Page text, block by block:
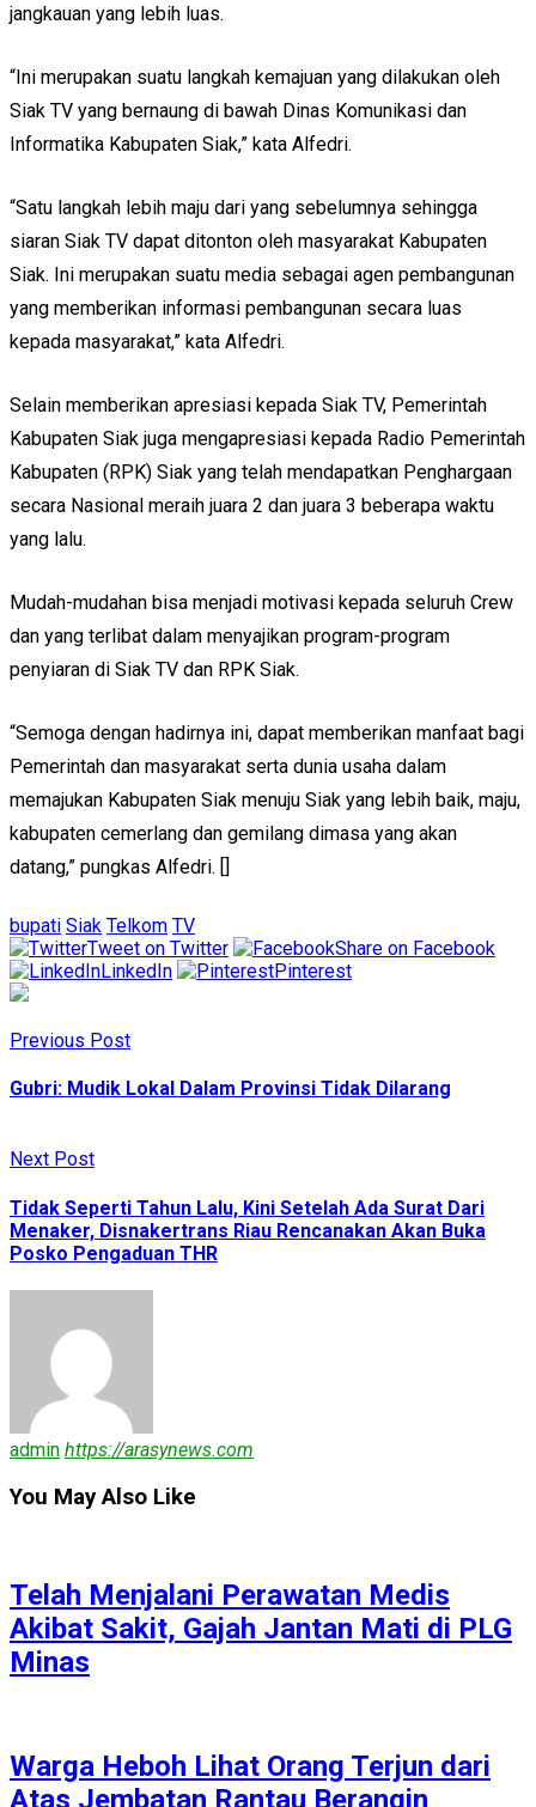
jangkauan yang lebih luas.
“Ini merupakan suatu langkah kemajuan yang dilakukan oleh
Siak TV yang bernaung di bawah Dinas Komunikasi dan
Informatika Kabupaten Siak,” kata Alfedri.
“Satu langkah lebih maju dari yang sebelumnya sehingga
siaran Siak TV dapat ditonton oleh masyarakat Kabupaten
Siak. Ini merupakan suatu media sebagai agen pembangunan
yang memberikan informasi pembangunan secara luas
kepada masyarakat,” kata Alfedri.
Selain memberikan apresiasi kepada Siak TV, Pemerintah
Kabupaten Siak juga mengapresiasi kepada Radio Pemerintah
Kabupaten (RPK) Siak yang telah mendapatkan Penghargaan
secara Nasional meraih juara 2 dan juara 3 beberapa waktu
yang lalu.
Mudah-mudahan bisa menjadi motivasi kepada seluruh Crew
dan yang terlibat dalam menyajikan program-program
penyiaran di Siak TV dan RPK Siak.
“Semoga dengan hadirnya ini, dapat memberikan manfaat bagi
Pemerintah dan masyarakat serta dunia usaha dalam
memajukan Kabupaten Siak menuju Siak yang lebih baik, maju,
kabupaten cemerlang dan gemilang dimasa yang akan
datang,” pungkas Alfedri. []
bupati Siak Telkom TV
Tweet on Twitter
Share on Facebook
LinkedIn
Pinterest
Previous Post
Gubri: Mudik Lokal Dalam Provinsi Tidak Dilarang
Next Post
Tidak Seperti Tahun Lalu, Kini Setelah Ada Surat Dari
Menaker, Disnakertrans Riau Rencanakan Akan Buka
Posko Pengaduan THR
admin https://arasynews.com
You May Also Like
Telah Menjalani Perawatan Medis
Akibat Sakit, Gajah Jantan Mati di PLG
Minas
Warga Heboh Lihat Orang Terjun dari
Atas Jembatan Rantau Berangin